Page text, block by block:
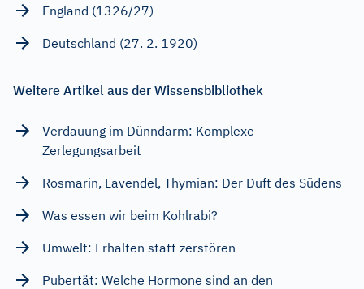
England (1326/27)
Deutschland (27. 2. 1920)
Weitere Artikel aus der Wissensbibliothek
Verdauung im Dünndarm: Komplexe
Zerlegungsarbeit
Rosmarin, Lavendel, Thymian: Der Duft des Südens
Was essen wir beim Kohlrabi?
Umwelt: Erhalten statt zerstören
Pubertät: Welche Hormone sind an den